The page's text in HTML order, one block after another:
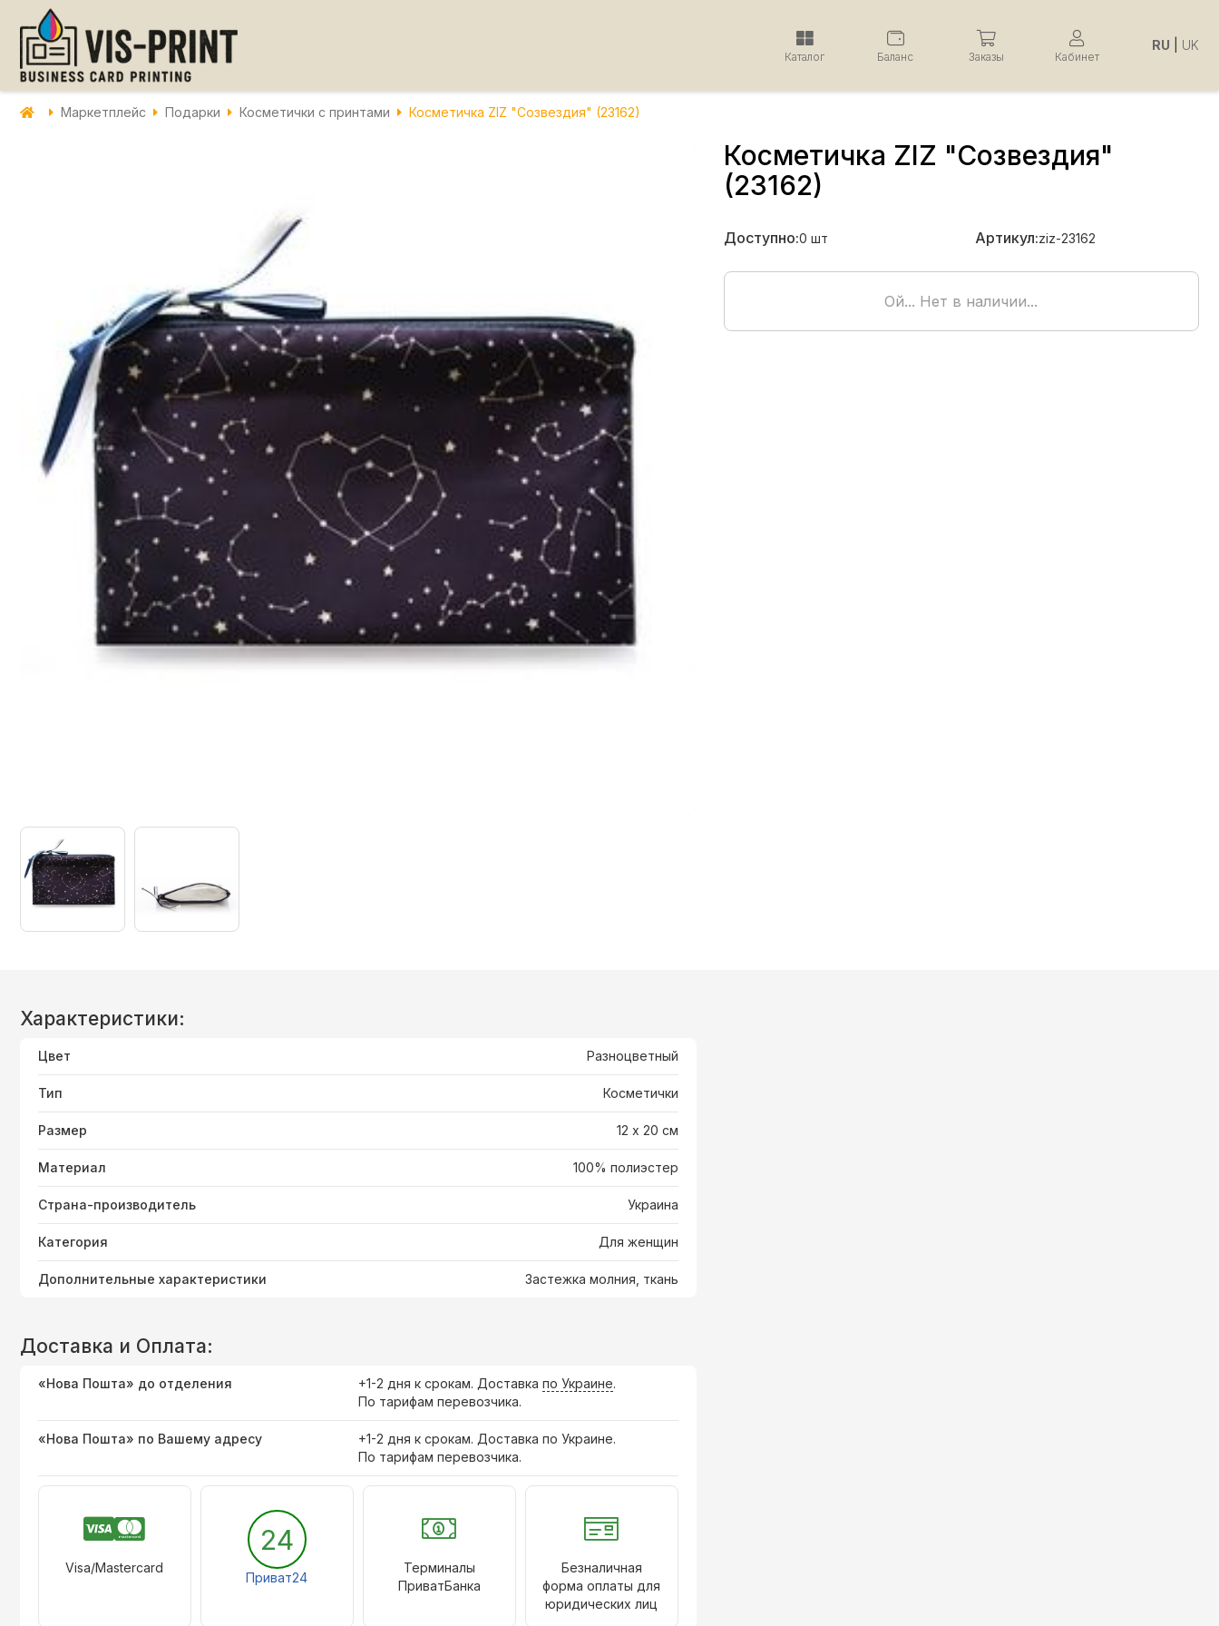
Каталог Баланс Заказы Кабинет
RU UK
Маркетплейс Подарки Косметички с принтами Косметичка ZIZ "Созвездия" (23162)
Косметичка ZIZ "Созвездия"
(23162)
Доступно:0 шт Артикул:ziz-23162
Ой... Нет в наличии...
Характеристики:
Цвет Разноцветный
Тип Косметички
Размер 12 х 20 см
Материал 100% полиэстер
Страна-производитель Украина
Категория Для женщин
Дополнительные характеристики Застежка молния, ткань
Доставка и Оплата:
«Нова Пошта» до отделения +1-2 дня к срокам. Доставка по Украине.
По тарифам перевозчика.
«Нова Пошта» по Вашему адресу
+1-2 дня к срокам. Доставка по Украине.
По тарифам перевозчика.
Visa/Mastercard
24
Приват24
Терминалы
ПриватБанка
Безналичная
форма оплаты для
юридических лиц